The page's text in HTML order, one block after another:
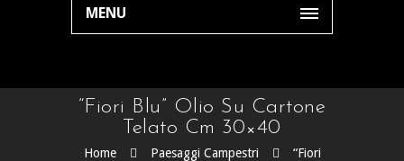
MENU
“Fiori Blu” Olio Su Cartone
Telato Cm 30×40
Home Paesaggi Campestri
“Fiori